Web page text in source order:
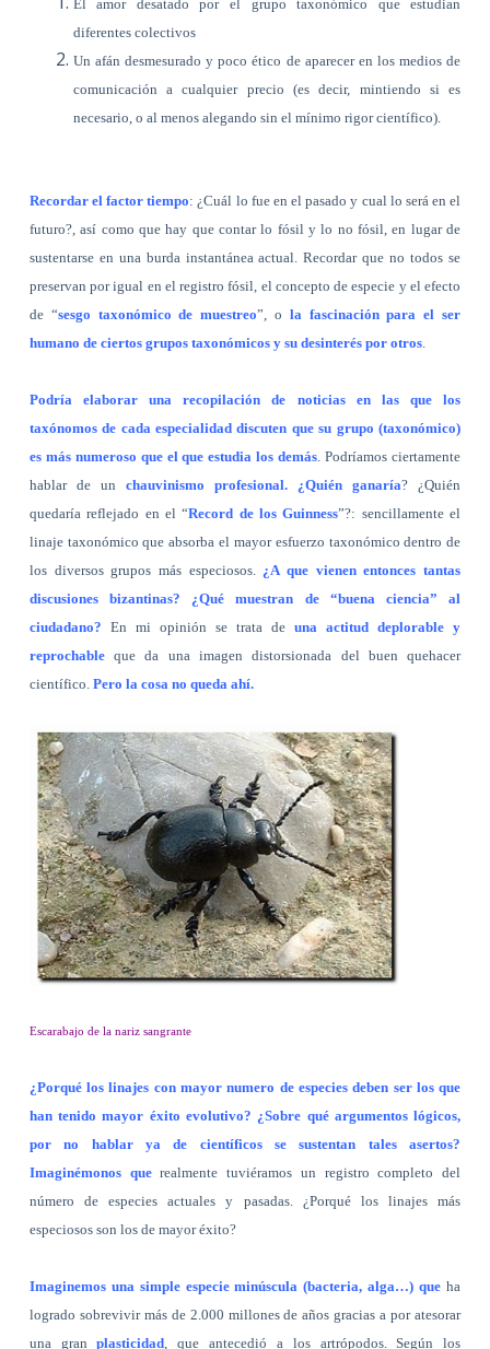
El amor desatado por el grupo taxonómico que estudian
diferentes colectivos
Un afán desmesurado y poco ético de aparecer en los medios de
comunicación a cualquier precio (es decir, mintiendo si es
necesario, o al menos alegando sin el mínimo rigor científico).
Recordar el factor tiempo: ¿Cuál lo fue en el pasado y cual lo será en el
futuro?, así como que hay que contar lo fósil y lo no fósil, en lugar de
sustentarse en una burda instantánea actual. Recordar que no todos se
preservan por igual en el registro fósil, el concepto de especie y el efecto
de “sesgo taxonómico de muestreo”, o la fascinación para el ser
humano de ciertos grupos taxonómicos y su desinterés por otros.
Podría elaborar una recopilación de noticias en las que los
taxónomos de cada especialidad discuten que su grupo (taxonómico)
es más numeroso que el que estudia los demás . Podríamos ciertamente
hablar de un chauvinismo profesional. ¿Quién ganaría? ¿Quién
quedaría reflejado en el “Record de los Guinness”?: sencillamente el
linaje taxonómico que absorba el mayor esfuerzo taxonómico dentro de
los diversos grupos más especiosos. ¿A que vienen entonces tantas
discusiones bizantinas? ¿Qué muestran de “buena ciencia” al
ciudadano? En mi opinión se trata deuna actitud deplorable y
reprochableque da una imagen distorsionada del buen quehacer
científico. Pero la cosa no queda ahí.
Escarabajo de la nariz sangrante
¿Porqué los linajes con mayor numero de especies deben ser los que
han tenido mayor éxito evolutivo? ¿Sobre qué argumentos lógicos,
por no hablar ya de científicos se sustentan tales asertos?
Imaginémonos querealmente tuviéramos un registro completo del
número de especies actuales y pasadas. ¿Porqué los linajes más
especiosos son los de mayor éxito?
Imaginemos una simple especie minúscula (bacteria, alga…) que ha
logrado sobrevivir más de 2.000 millones de años gracias a por atesorar
una granplasticidad , que antecedió a los artrópodos. Según los